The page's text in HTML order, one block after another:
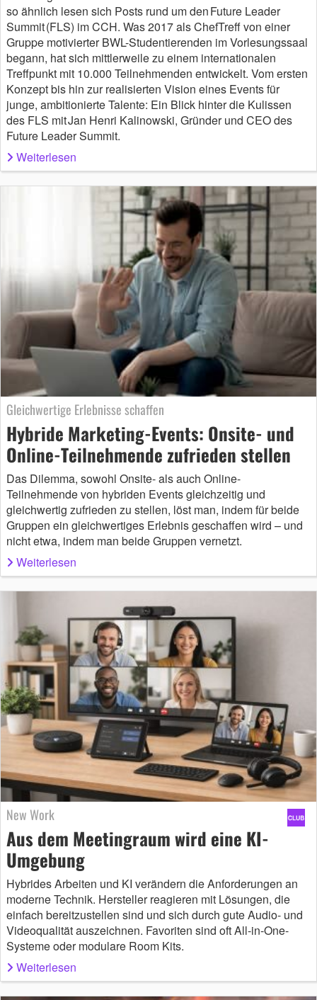
so ähnlich lesen sich Posts rund um den Future Leader
Summit (FLS) im CCH. Was 2017 als ChefTreff von einer
Gruppe motivierter BWL-Studentierenden im Vorlesungssaal
begann, hat sich mittlerweile zu einem internationalen
Treffpunkt mit 10.000 Teilnehmenden entwickelt. Vom ersten
Konzept bis hin zur realisierten Vision eines Events für
junge, ambitionierte Talente: Ein Blick hinter die Kulissen
des FLS mit Jan Henri Kalinowski, Gründer und CEO des
Future Leader Summit.
Weiterlesen
Gleichwertige Erlebnisse schaffen
Hybride Marketing-Events: Onsite- und
Online-Teilnehmende zufrieden stellen
Das Dilemma, sowohl Onsite- als auch Online-
Teilnehmende von hybriden Events gleichzeitig und
gleichwertig zufrieden zu stellen, löst man, indem für beide
Gruppen ein gleichwertiges Erlebnis geschaffen wird – und
nicht etwa, indem man beide Gruppen vernetzt.
Weiterlesen
New Work
Aus dem Meetingraum wird eine KI-
Umgebung
Hybrides Arbeiten und KI verändern die Anforderungen an
moderne Technik. Hersteller reagieren mit Lösungen, die
einfach bereitzustellen sind und sich durch gute Audio- und
Videoqualität auszeichnen. Favoriten sind oft All-in-One-
Systeme oder modulare Room Kits.
Weiterlesen